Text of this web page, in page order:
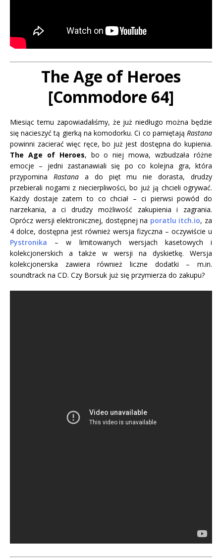
The Age of Heroes
[Commodore 64]
Miesiąc temu zapowiadaliśmy, że już niedługo można będzie
się nacieszyć tą gierką na komodorku. Ci co pamiętają Rastana
powinni zacierać więc ręce, bo już jest dostępna do kupienia.
The Age of Heroes, bo o niej mowa, wzbudzała różne
emocje – jedni zastanawiali się po co kolejna gra, która
przypomina Rastanaa do pięt mu nie dorasta, drudzy
przebierali nogami z niecierpliwości, bo już ją chcieli ogrywać.
Każdy dostaje zatem to co chciał – ci pierwsi powód do
narzekania, a ci drudzy możliwość zakupienia i zagrania.
Oprócz wersji elektronicznej, dostępnej na poratlu itch.io, za
4 dolce, dostępna jest również wersja fizyczna – oczywiście u
Pystronika – w limitowanych wersjach kasetowych i
kolekcjonerskich a także w wersji na dyskietkę. Wersja
kolekcjonerska zawiera również liczne dodatki – m.in.
soundtrack na CD. Czy Borsuk już się przymierza do zakupu?